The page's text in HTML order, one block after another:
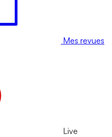
Mes revues
Live